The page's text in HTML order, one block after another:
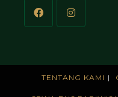
TENTANG KAMI